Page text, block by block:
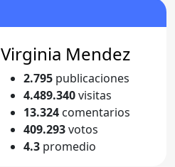
Virginia Mendez
2.795 publicaciones
4.489.340visitas
13.324 comentarios
409.293votos
4.3 promedio